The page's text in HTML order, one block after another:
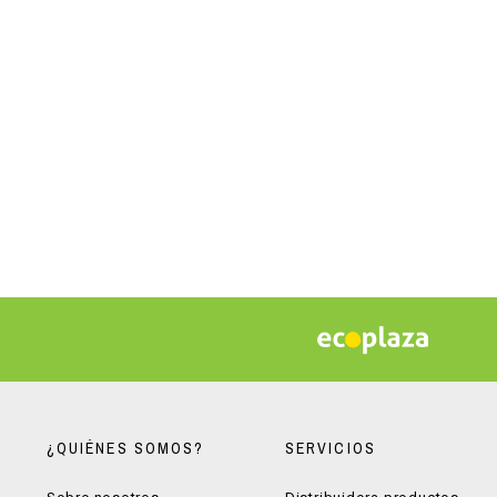
¿QUIÉNES SOMOS? SERVICIOS